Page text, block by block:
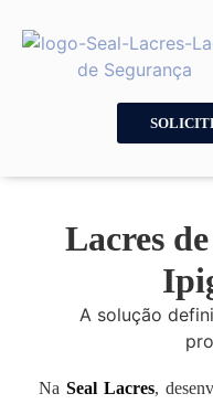
Lacres
A solução
Na Seal Lacres,